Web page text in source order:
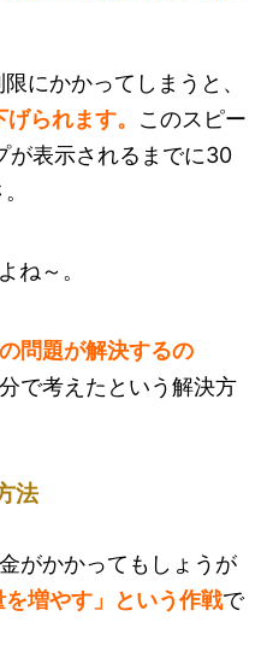
にかかってしまうと、
られます。 このスピー
が表示されるまでに30
ね～。
問題が解決するの
で考えたという解決方
法
がかかってもしょうが
を増やす」という作戦で